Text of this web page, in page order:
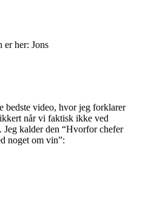
er her: Jons
bedste video, hvor jeg forklarer
når vi faktisk ikke ved
Jeg kalder den “Hvorfor chefer
noget om vin”: